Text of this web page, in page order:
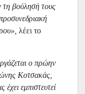
τη βούλησή τους
λέει το
ο πρώην
Κοτσακάς,
εμπιστευτεί